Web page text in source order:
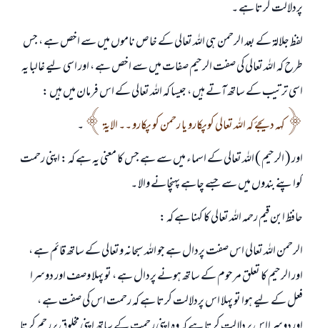
پردلالت کرتا ہے ۔
لفظ جلالۃ کے بعد الرحمن ہی اللہ تعالی کے خاص ناموں میں سے اخص ہے ، جس
طرح کہ اللہ تعالی کی صفت الرحیم صفات میں سے اخص ہے ، اور اسی لیے غالبا یہ
اسی ترتیب کے ساتھ آتے ہیں ، جیسا کہ اللہ تعالی کے اس فرمان میں ہیں :
کہہ دیجۓ کہ اللہ تعالی کوپکارو یا رحمن کو پکارو ۔۔ الایۃ
۔
اور ( الرحیم ) اللہ تعالی کے اسماء میں سے ہے جس کا معنی یہ ہے کہ : اپنی رحمت
کواپنے بندوں میں سے جسے چاہے پہنچانے والا ۔
حافظ ابن قیم رحمہ اللہ تعالی کا کہنا ہے کہ :
الرحمن اللہ تعالی اس صفت پردال ہے جو اللہ سبحانہ وتعالی کے ساتھ قائم ہے ،
اور الرحیم کا تعلق مرحوم کے ساتھ ہونے پردال ہے ، تو پہلا وصف اور دوسرا
فعل کے لیے ہوا تو پہلا اس پردلالت کرتا ہے کہ رحمت اس کی صفت ہے ،